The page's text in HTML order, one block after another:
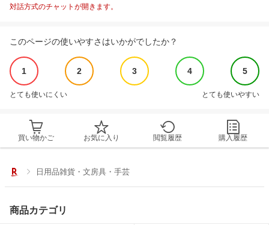
対話方式のチャットが開きます。
このページの使いやすさはいかがでしたか？
1 2 3 4 5
とても使いにくい とても使いやすい
買い物かご お気に入り 閲覧履歴 購入履歴
日用品雑貨・文房具・手芸
商品カテゴリ